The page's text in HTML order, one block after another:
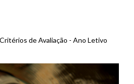
de Avaliação - Ano Letivo